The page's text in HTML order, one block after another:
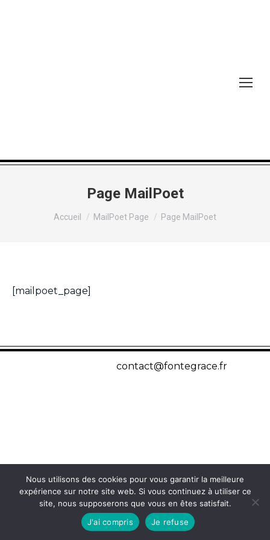
Page MailPoet
Accueil MailPoet Page Page MailPoet
[mailpoet_page]
contact@fontegrace.fr
Nous utilisons des cookies pour vous garantir la meilleure
expérience sur notre site web. Si vous continuez à utiliser ce
site, nous supposerons que vous en êtes satisfait.
J'ai compris
Je refuse